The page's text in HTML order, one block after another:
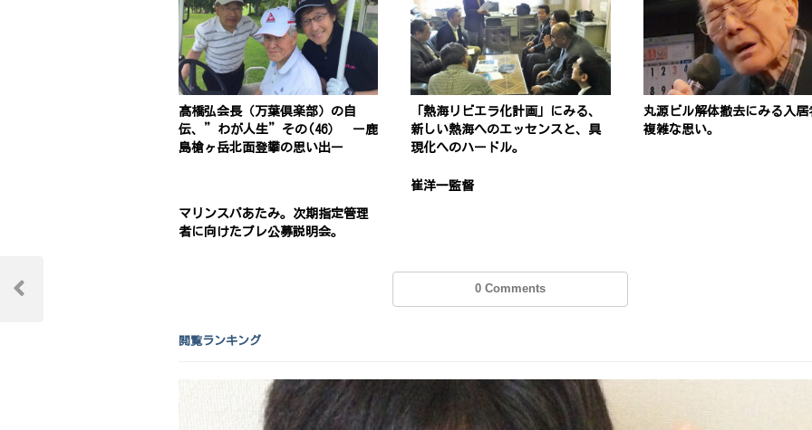
髙橋弘会長（万葉倶楽部）の自
伝、”わが人生”その(46） ー鹿
島槍ヶ岳北面登攀の思い出ー
「熱海リビエラ化計画」にみる、
新しい熱海へのエッセンスと、具
現化へのハードル。
丸源ビル解体撤去にみる入居
複雑な思い。
マリンスパあたみ。次期指定管理
者に向けたプレ公募説明会。
崔洋一監督
0 Comments
稿
Previous
閲覧ランキング